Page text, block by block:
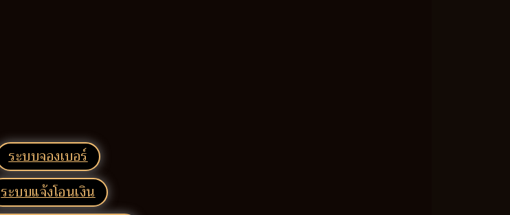
ระบบจองเบอร์
ระบบแจ้งโอนเงิน